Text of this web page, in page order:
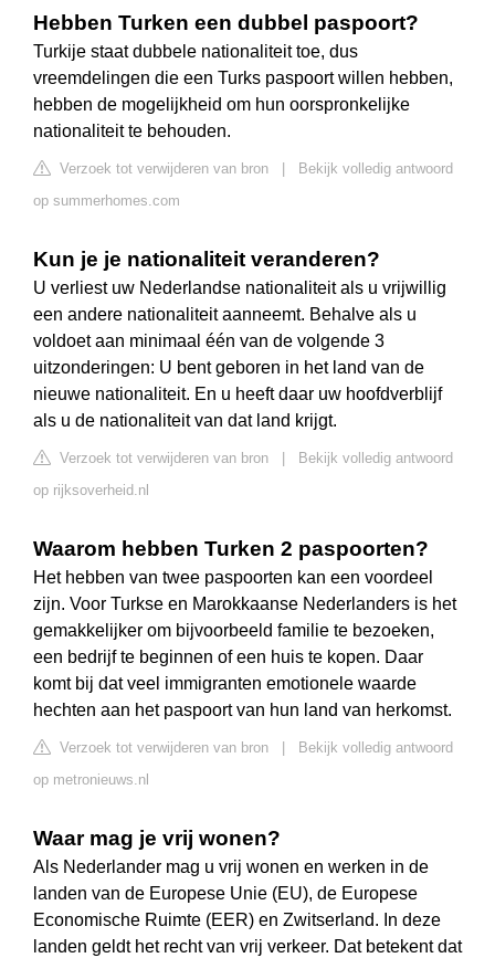
Hebben Turken een dubbel paspoort?
Turkije staat dubbele nationaliteit toe, dus
vreemdelingen die een Turks paspoort willen hebben,
hebben de mogelijkheid om hun oorspronkelijke
nationaliteit te behouden.
Verzoek tot verwijderen van bron
Bekijk volledig antwoord
op summerhomes.com
Kun je je nationaliteit veranderen?
U verliest uw Nederlandse nationaliteit als u vrijwillig
een andere nationaliteit aanneemt. Behalve als u
voldoet aan minimaal één van de volgende 3
uitzonderingen: U bent geboren in het land van de
nieuwe nationaliteit. En u heeft daar uw hoofdverblijf
als u de nationaliteit van dat land krijgt.
Verzoek tot verwijderen van bron
Bekijk volledig antwoord
op rijksoverheid.nl
Waarom hebben Turken 2 paspoorten?
Het hebben van twee paspoorten kan een voordeel
zijn. Voor Turkse en Marokkaanse Nederlanders is het
gemakkelijker om bijvoorbeeld familie te bezoeken,
een bedrijf te beginnen of een huis te kopen. Daar
komt bij dat veel immigranten emotionele waarde
hechten aan het paspoort van hun land van herkomst.
Verzoek tot verwijderen van bron
Bekijk volledig antwoord
op metronieuws.nl
Waar mag je vrij wonen?
Als Nederlander mag u vrij wonen en werken in de
landen van de Europese Unie (EU), de Europese
Economische Ruimte (EER) en Zwitserland. In deze
landen geldt het recht van vrij verkeer. Dat betekent dat